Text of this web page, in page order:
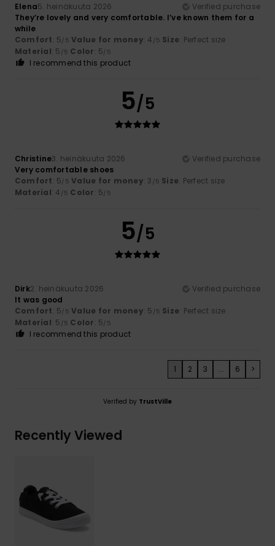
Elena5. heinäkuuta 2026
Verified purchase
They’re lovely and very comfortable. I’ve known them for a
while
Comfort: 5/5 Value for money: 4 /5 Size: Perfect size
Material: 5 /5 Color: 5/5
I recommend this product
5/5
Christine3. heinäkuuta 2026
Verified purchase
Very comfortable shoes
Comfort: 5/5 Value for money: 3 /5 Size: Perfect size
Material: 4 /5 Color: 5/5
5/5
Dirk2. heinäkuuta 2026
Verified purchase
It was good
Comfort: 5/5 Value for money: 5 /5 Size: Perfect size
Material: 5 /5 Color: 5/5
I recommend this product
1 2 3 ... 6 >
Verified by TrustVille
Recently Viewed